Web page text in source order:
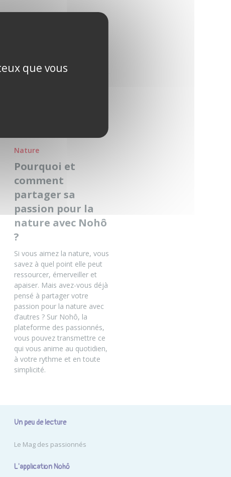
Nature
Pourquoi et
comment
partager sa
passion pour la
nature avec Nohô
?
Si vous aimez la nature, vous
savez à quel point elle peut
ressourcer, émerveiller et
apaiser. Mais avez-vous déjà
pensé à partager votre
passion pour la nature avec
d’autres ? Sur Nohô, la
plateforme des passionnés,
vous pouvez transmettre ce
qui vous anime au quotidien,
à votre rythme et en toute
simplicité.
Un peu de lecture
Le Mag des passionnés
L'application Nohô
que vous